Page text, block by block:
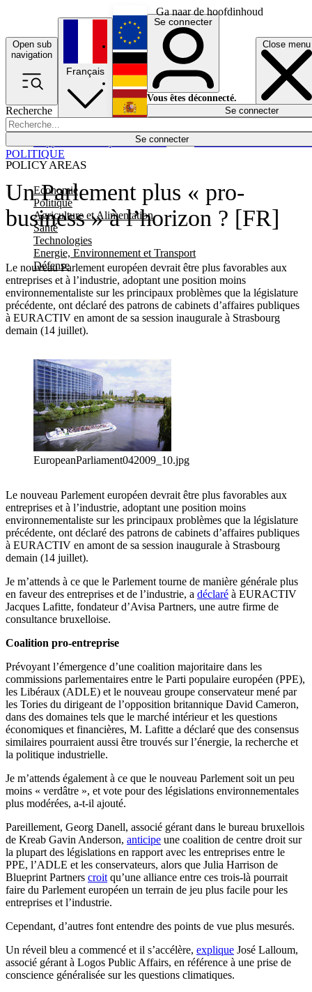
Ga naar de hoofdinhoud
Open sub
navigation
Close menu
Recherche
Se connecter
POLICY AREAS
Economie
Politique
Agriculture et Alimentation
Santé
Technologies
Energie, Environnement et Transport
Défense
Économie
Français
English
Deutsch
Español
Se connecter
Vous êtes déconnecté.
Se connecter
Un Parlement plus « pro-
business » à l’horizon ? [FR]
Le nouveau Parlement européen devrait être plus favorables aux
entreprises et à l’industrie, adoptant une position moins
environnementaliste sur les principaux problèmes que la législature
précédente, ont déclaré des patrons de cabinets d’affaires publiques
à EURACTIV en amont de sa session inaugurale à Strasbourg
demain (14 juillet).
POLITIQUE
EuropeanParliament042009_10.jpg
Le nouveau Parlement européen devrait être plus favorables aux
entreprises et à l’industrie, adoptant une position moins
environnementaliste sur les principaux problèmes que la législature
précédente, ont déclaré des patrons de cabinets d’affaires publiques
à EURACTIV en amont de sa session inaugurale à Strasbourg
demain (14 juillet).
Je m’attends à ce que le Parlement tourne de manière générale plus
en faveur des entreprises et de l’industrie, a déclaré à EURACTIV
Jacques Lafitte, fondateur d’Avisa Partners, une autre firme de
consultance bruxelloise.
Coalition pro-entreprise
Prévoyant l’émergence d’une coalition majoritaire dans les
commissions parlementaires entre le Parti populaire européen (PPE),
les Libéraux (ADLE) et le nouveau groupe conservateur mené par
les Tories du dirigeant de l’opposition britannique David Cameron,
dans des domaines tels que le marché intérieur et les questions
économiques et financières, M. Lafitte a déclaré que des consensus
similaires pourraient aussi être trouvés sur l’énergie, la recherche et
la politique industrielle.
Je m’attends également à ce que le nouveau Parlement soit un peu
moins « verdâtre », et vote pour des législations environnementales
plus modérées, a-t-il ajouté.
Pareillement, Georg Danell, associé gérant dans le bureau bruxellois
de Kreab Gavin Anderson, anticipe une coalition de centre droit sur
la plupart des législations en rapport avec les entreprises entre le
PPE, l’ADLE et les conservateurs, alors que Julia Harrison de
Blueprint Partners croit qu’une alliance entre ces trois-là pourrait
faire du Parlement européen un terrain de jeu plus facile pour les
entreprises et l’industrie.
Cependant, d’autres font entendre des points de vue plus mesurés.
Un réveil bleu a commencé et il s’accélère, explique José Lalloum,
associé gérant à Logos Public Affairs, en référence à une prise de
conscience généralisée sur les questions climatiques.